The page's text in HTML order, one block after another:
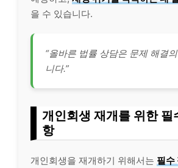
을 수 있습니다.
“올바른 법률 상담은 문제 해결
니다.”
개인회생 재개를 위한 필
항
개인회생을 재개하기 위해서는 필수